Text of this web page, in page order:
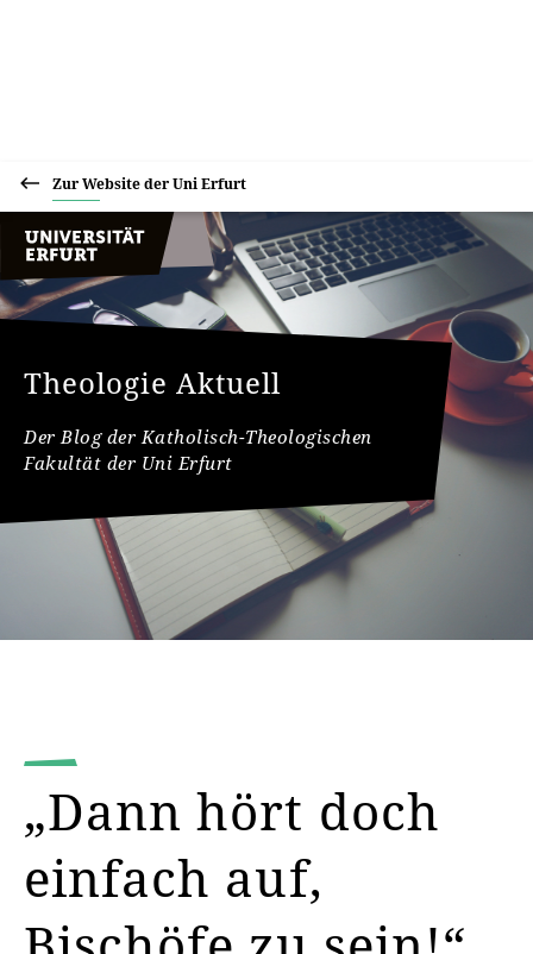
Zur Website der Uni Erfurt
Theologie Aktuell
Der Blog der Katholisch-Theologischen
Fakultät der Uni Erfurt
„Dann hört doch
einfach auf,